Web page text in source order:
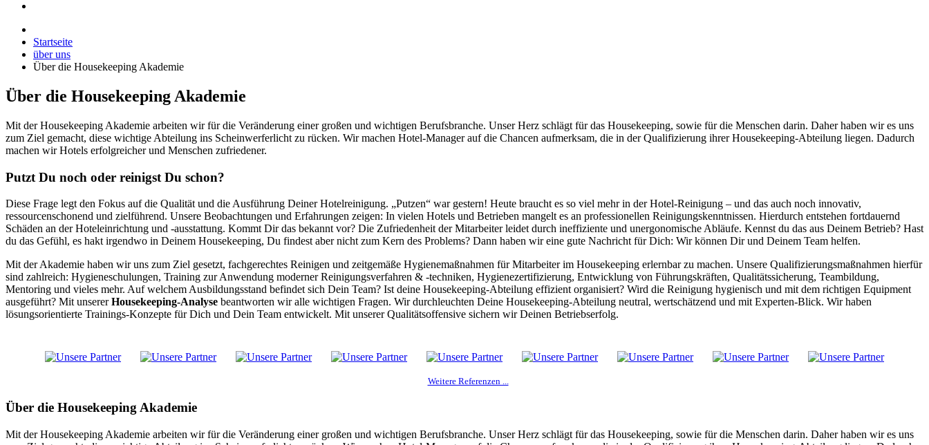
Startseite
über uns
Über die Housekeeping Akademie
Über die Housekeeping Akademie
Mit der Housekeeping Akademie arbeiten wir für die Veränderung einer großen und wichtigen Berufsbranche. Unser Herz schlägt für das Housekeeping, sowie für die Menschen darin. Daher haben wir es uns
zum Ziel gemacht, diese wichtige Abteilung ins Scheinwerferlicht zu rücken. Wir machen Hotel-Manager auf die Chancen aufmerksam, die in der Qualifizierung ihrer Housekeeping-Abteilung liegen. Dadurch
machen wir Hotels erfolgreicher und Menschen zufriedener.
Putzt Du noch oder reinigst Du schon?
Diese Frage legt den Fokus auf die Qualität und die Ausführung Deiner Hotelreinigung. „Putzen“ war gestern! Heute braucht es so viel mehr in der Hotel-Reinigung – und das auch noch innovativ,
ressourcenschonend und zielführend. Unsere Beobachtungen und Erfahrungen zeigen: In vielen Hotels und Betrieben mangelt es an professionellen Reinigungskenntnissen. Hierdurch entstehen fortdauernd
Schäden an der Hoteleinrichtung und -ausstattung. Kommt Dir das bekannt vor? Die Zufriedenheit der Mitarbeiter leidet durch ineffiziente und unergonomische Abläufe. Kennst du das aus Deinem Betrieb? Hast
du das Gefühl, es hakt irgendwo in Deinem Housekeeping, Du findest aber nicht zum Kern des Problems? Dann haben wir eine gute Nachricht für Dich: Wir können Dir und Deinem Team helfen.
Mit der Akademie haben wir uns zum Ziel gesetzt, fachgerechtes Reinigen und zeitgemäße Hygienemaßnahmen für Mitarbeiter im Housekeeping erlernbar zu machen. Unsere Qualifizierungsmaßnahmen hierfür
sind zahlreich: Hygieneschulungen, Training zur Anwendung moderner Reinigungsverfahren & -techniken, Hygienezertifizierung, Entwicklung von Führungskräften, Qualitätssicherung, Teambildung,
Mentoring und vieles mehr. Auf welchem Ausbildungsstand befindet sich Dein Team? Ist deine Housekeeping-Abteilung effizient organisiert? Wird die Reinigung hygienisch und mit dem richtigen Equipment
ausgeführt? Mit unsererHousekeeping-Analyse beantworten wir alle wichtigen Fragen. Wir durchleuchten Deine Housekeeping-Abteilung neutral, wertschätzend und mit Experten-Blick. Wir haben
lösungsorientierte Trainings-Konzepte für Dich und Dein Team entwickelt. Mit unserer Qualitätsoffensive sichern wir Deinen Betriebserfolg.
Weitere Referenzen ...
Über die Housekeeping Akademie
Mit der Housekeeping Akademie arbeiten wir für die Veränderung einer großen und wichtigen Berufsbranche. Unser Herz schlägt für das Housekeeping, sowie für die Menschen darin. Daher haben wir es uns